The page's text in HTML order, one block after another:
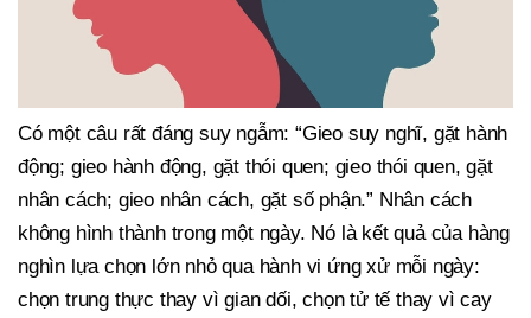
Có một câu rất đáng suy ngẫm: “Gieo suy nghĩ, gặt hành
động; gieo hành động, gặt thói quen; gieo thói quen, gặt
nhân cách; gieo nhân cách, gặt số phận.” Nhân cách
không hình thành trong một ngày. Nó là kết quả của hàng
nghìn lựa chọn lớn nhỏ qua hành vi ứng xử mỗi ngày:
chọn trung thực thay vì gian dối, chọn tử tế thay vì cay